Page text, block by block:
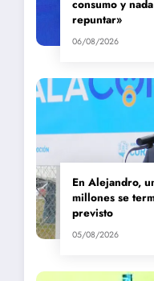
consumo y
repuntar»
06/08/2026
En Alejandro,
millones se
previsto
05/08/2026